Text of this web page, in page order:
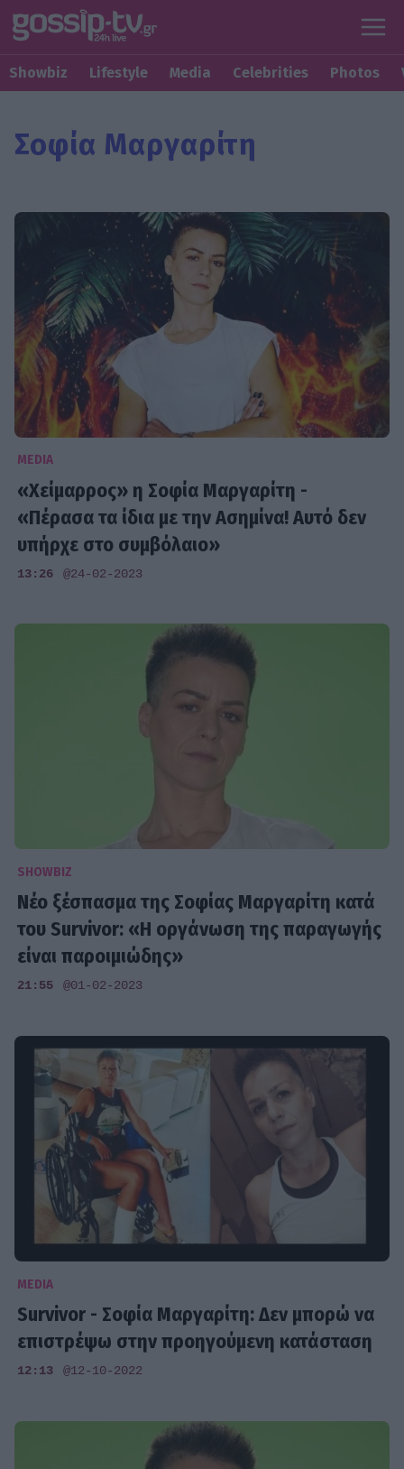
Showbiz Lifestyle Media Celebrities Photos
Σοφία Μαργαρίτη
MEDIA
«Χείμαρρος» η Σοφία Μαργαρίτη -
«Πέρασα τα ίδια με την Ασημίνα! Αυτό δεν
υπήρχε στο συμβόλαιο»
13:26 @24-02-2023
SHOWBIZ
Νέο ξέσπασμα της Σοφίας Μαργαρίτη κατά
του Survivor: «Η οργάνωση της παραγωγής
είναι παροιμιώδης»
21:55 @01-02-2023
MEDIA
Survivor - Σοφία Μαργαρίτη: Δεν μπορώ να
επιστρέψω στην προηγούμενη κατάσταση
12:13 @12-10-2022